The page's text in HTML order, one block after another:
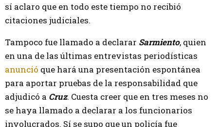
sí aclaro que en todo este tiempo no recibió
citaciones judiciales.
Tampoco fue llamado a declarar Sarmiento, quien
en una de las últimas entrevistas periodísticas
anunció que hará una presentación espontánea
para aportar pruebas de la responsabilidad que
adjudicó a Cruz. Cuesta creer que en tres meses no
se haya llamado a declarar a los funcionarios
involucrados. Sí se supo que un policía fue